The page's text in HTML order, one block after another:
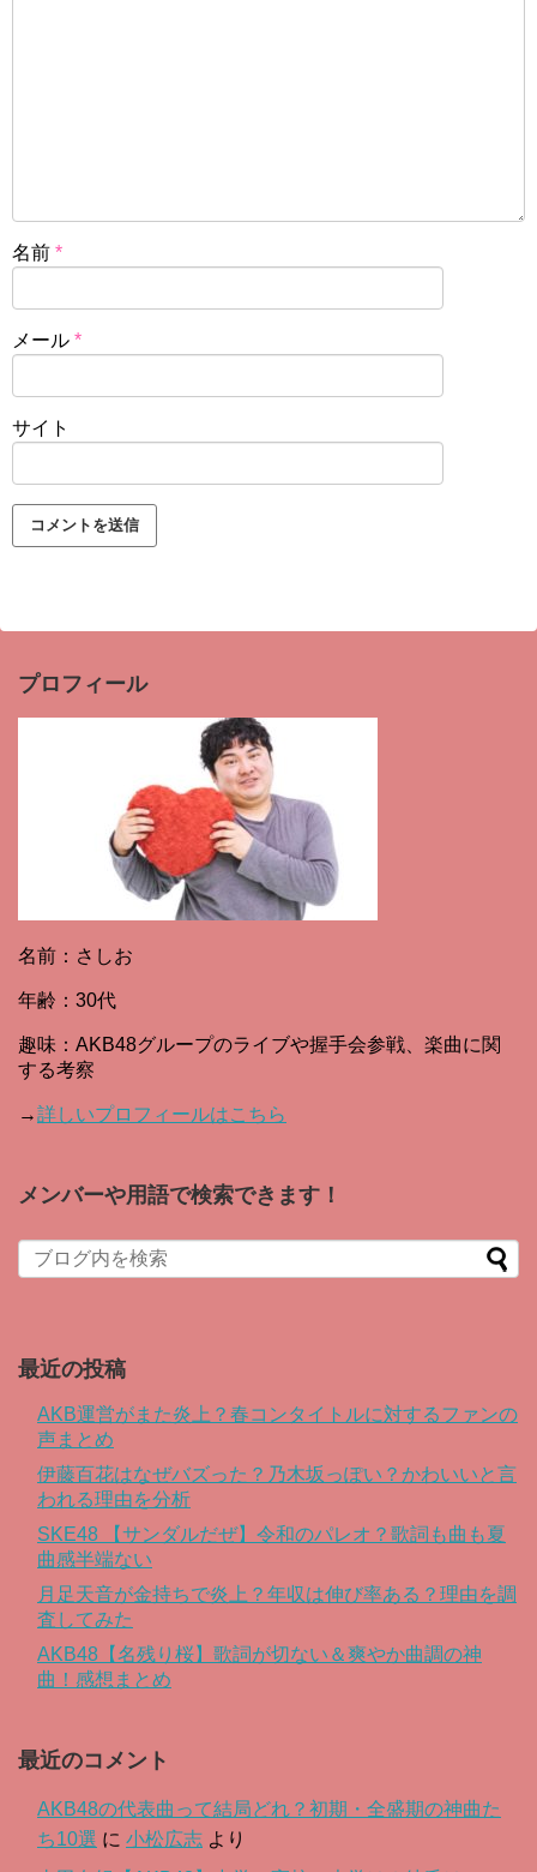
名前 *
メール *
サイト
プロフィール
名前：さしお
年齢：30代
趣味：AKB48グループのライブや握手会参戦、楽曲に関
する考察
→詳しいプロフィールはこちら
メンバーや用語で検索できます！
最近の投稿
AKB運営がまた炎上？春コンタイトルに対するファンの
声まとめ
伊藤百花はなぜバズった？乃木坂っぽい？かわいいと言
われる理由を分析
SKE48 【サンダルだぜ】令和のパレオ？歌詞も曲も夏
曲感半端ない
月足天音が金持ちで炎上？年収は伸び率ある？理由を調
査してみた
AKB48【名残り桜】歌詞が切ない＆爽やか曲調の神
曲！感想まとめ
最近のコメント
AKB48の代表曲って結局どれ？初期・全盛期の神曲た
ち10選 に 小松広志 より